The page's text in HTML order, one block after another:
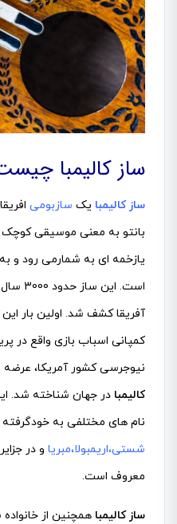
ساز کالیمبا
ساز کالیمبا یک سازبومی
بانتو به معنی موسیقی
یازخمه ای به شمارمی رود و به
است.
کمپانی اسباب بازی واقع در
نیوجرسی کشور آمریکا،
کالیمبا در جهان شناخته شد.
نام های مختلفی به
شستی،اریمبولا،مبریا و در
معروف است.
ساز کالیمبا همچنین از